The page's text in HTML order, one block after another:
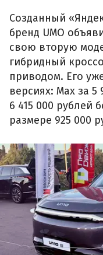
Созданный
бренд UMO
свою вторую
гибридный
приводом. Его
версиях: Max за
6 415 000 рублей
размере 925 000